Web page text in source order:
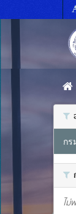
to
กร
ไม่